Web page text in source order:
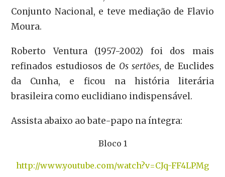
Conjunto Nacional, e teve mediação de Flavio
Moura.
Roberto Ventura (1957-2002) foi dos mais
refinados estudiosos de Os sertões, de Euclides
da Cunha, e ficou na história literária
brasileira como euclidiano indispensável.
Assista abaixo ao bate-papo na íntegra:
Bloco 1
http://www.youtube.com/watch?v=CJq-FF4LPMg